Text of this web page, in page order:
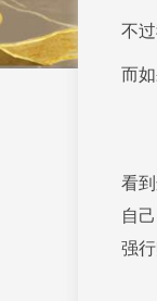
不
而
看
自
强